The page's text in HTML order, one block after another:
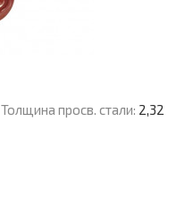
Толщина просв. стали: 2,32